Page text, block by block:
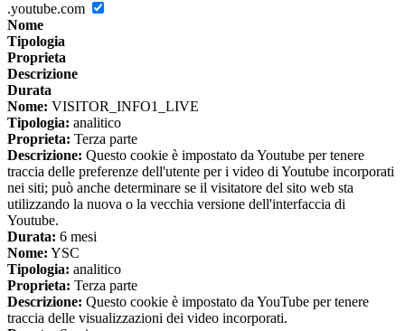
.youtube.com
Nome
Tipologia
Proprieta
Descrizione
Durata
Nome: VISITOR_INFO1_LIVE
Tipologia: analitico
Proprieta: Terza parte
Descrizione: Questo cookie è impostato da Youtube per tenere
traccia delle preferenze dell'utente per i video di Youtube incorporati
nei siti; può anche determinare se il visitatore del sito web sta
utilizzando la nuova o la vecchia versione dell'interfaccia di
Youtube.
Durata: 6 mesi
Nome: YSC
Tipologia: analitico
Proprieta: Terza parte
Descrizione: Questo cookie è impostato da YouTube per tenere
traccia delle visualizzazioni dei video incorporati.